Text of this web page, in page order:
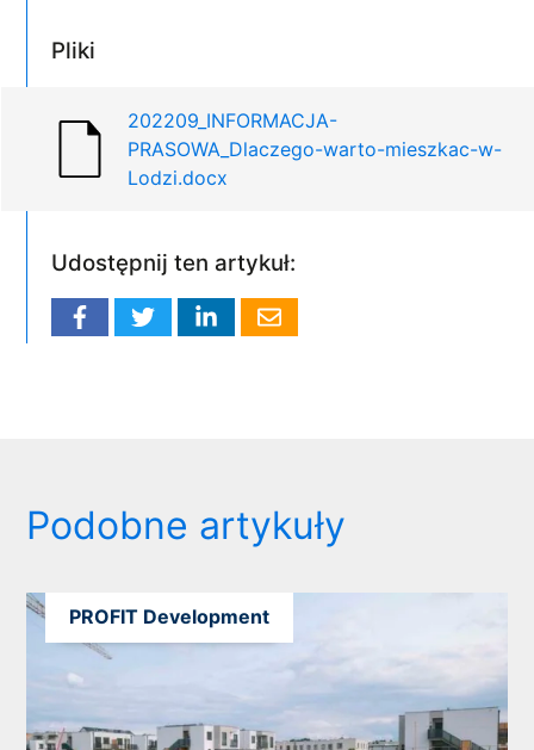
Pliki
202209_INFORMACJA-
PRASOWA_Dlaczego-warto-mieszkac-w-
Lodzi.docx
Udostępnij ten artykuł:
Podobne artykuły
PROFIT Development